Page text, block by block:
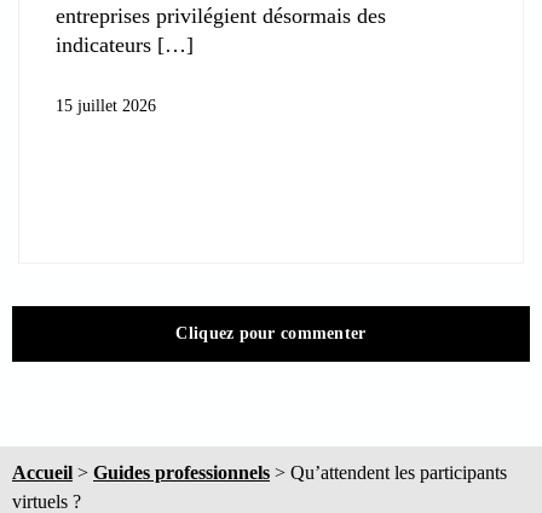
entreprises privilégient désormais des
indicateurs
15 juillet 2026
Cliquez pour commenter
Accueil > Guides professionnels > Qu’attendent les participants
virtuels ?